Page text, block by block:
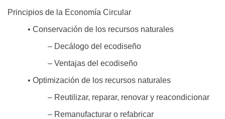
Principios de la Economía Circular
• Conservación de los recursos naturales
– Decálogo del ecodiseño
– Ventajas del ecodiseño
• Optimización de los recursos naturales
– Reutilizar, reparar, renovar y reacondicionar
– Remanufacturar o refabricar